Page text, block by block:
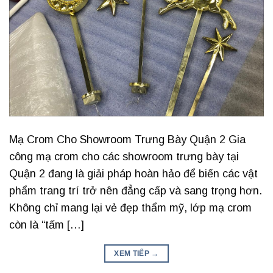
Mạ Crom Cho Showroom Trưng Bày Quận 2 Gia
công mạ crom cho các showroom trưng bày tại
Quận 2 đang là giải pháp hoàn hảo để biến các vật
phẩm trang trí trở nên đẳng cấp và sang trọng hơn.
Không chỉ mang lại vẻ đẹp thẩm mỹ, lớp mạ crom
còn là “tấm […]
XEM TIẾP →